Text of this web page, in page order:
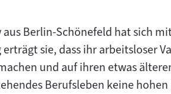
Berlin-Schönefeld hat sich
sie, dass ihr arbeitsloser
und auf ihren etwas
Berufsleben keine